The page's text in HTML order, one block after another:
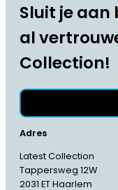
Sluit je aan
al
Collection!
Adres
Latest Collection
Tappersweg 12W
2031 ET Haarlem